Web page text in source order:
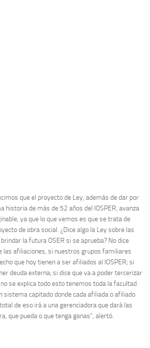
que el proyecto de Ley, además de dar por
historia de más de 52 años del IOSPER, avanza
ya que lo que vemos es que se trata de
de obra social. ¿Dice algo la Ley sobre las
la futura OSER si se aprueba? No dice
las afiliaciones, si nuestros grupos familiares
que hoy tienen a ser afiliados al IOSPER; si
deuda externa; si dice que va a poder tercerizar
se explica todo esto tenemos toda la facultad
sistema capitado donde cada afiliada o afiliado
de eso irá a una gerenciadora que dará las
que pueda o que tenga ganas”, alertó.